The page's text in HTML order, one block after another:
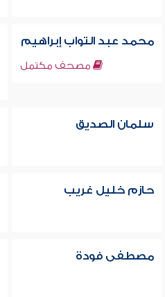
محمد عبد التواب إبراهيم
مصحف مكتمل
سلمان الصديق
حازم خليل غريب
مصطفى فودة